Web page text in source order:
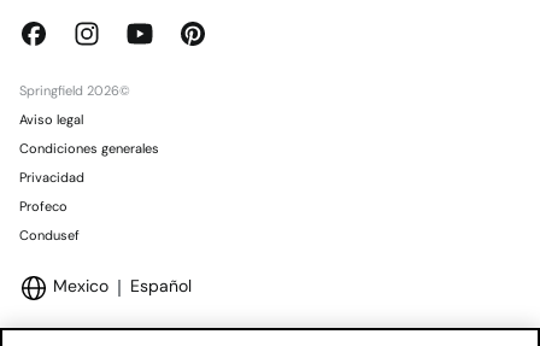
Springfield 2026©
Aviso legal
Condiciones generales
Privacidad
Profeco
Condusef
Mexico Español